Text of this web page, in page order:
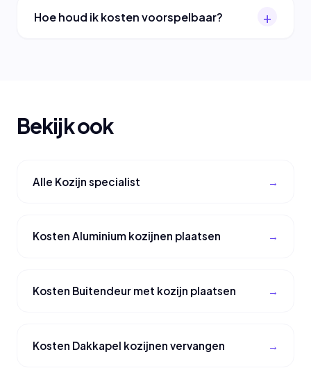
Hoe houd ik kosten voorspelbaar?
Bekijk ook
Alle Kozijn specialist
Kosten Aluminium kozijnen plaatsen
Kosten Buitendeur met kozijn plaatsen
Kosten Dakkapel kozijnen vervangen